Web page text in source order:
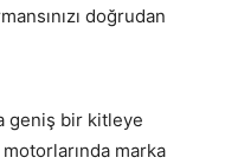
doğrudan
geniş bir kitleye
motorlarında marka